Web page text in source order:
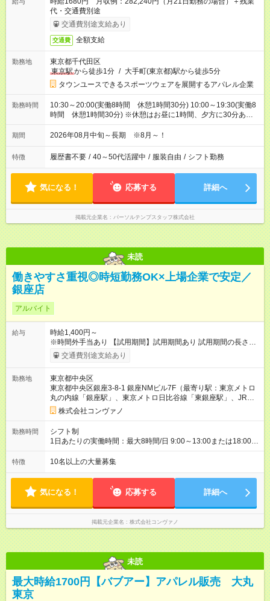
代・交通費別途
交通費別途支給あり
交通費 全額支給
勤務地
東京都千代田区
東京駅から徒歩1分 / 大手町(東京都)駅から徒歩5分
タウンユースできるスポーツウェアを展開するアパレル企業
勤務時間
10:30～20:00(実働8時間 休憩1時間30分) 10:00～19:30(実働8
時間 休憩1時間30分) ※休憩はお昼に1時間、夕方に30分ありま
す
期間 2026年08月中旬～長期 ※8月～！
特徴 履歴書不要 / 40～50代活躍中 / 服装自由 / シフト勤務
気になる！ 応募する 詳細へ
掲載元企業名 パーソルテンプスタッフ株式会社
未読
働きやすさ重視◎時短勤務OK×上場企業で安定／
銀座店
アルバイト
給与
時給1,400円～
※時間外手当あり 【試用期間】試用期間あり 試用期間の長さ：2
ヶ月 雇用形態、給与は本採用時と同じです。 試用期間2か月 ※
ただし、会社の事情により、免除・短縮・延長することがあ
交通費別途支給あり
勤務地
東京都中央区
東京都中央区銀座3-8-1 銀座NMビル7F（最寄り駅：東京メトロ
丸の内線「銀座駅」、東京メトロ日比谷線「東銀座駅」、JR山
手線「有楽町駅」）
株式会社コンヴァノ
勤務時間
シフト制
1日あたりの実働時間：最大8時間/日 9:00～13:00または18:00～
21:00 ※商業施設内店舗は施設の営業時間に準じます。 週2～相
談可 有給休暇あり(規定あり)
特徴 10名以上の大量募集
気になる！ 応募する 詳細へ
掲載元企業名 株式会社コンヴァノ
未読
最大時給1700円【バブアー】アパレル販売 大丸
東京